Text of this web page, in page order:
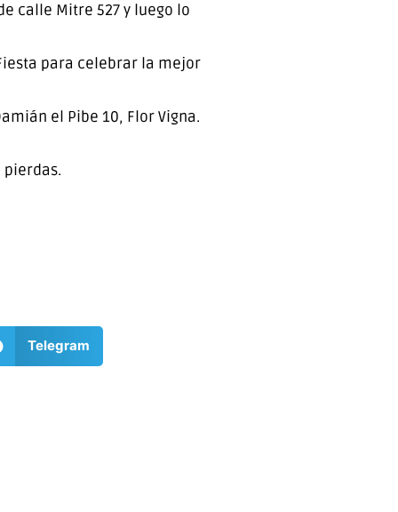
calle Mitre 527 y luego lo
para celebrar la mejor
el Pibe 10, Flor Vigna.
pierdas.
Telegram